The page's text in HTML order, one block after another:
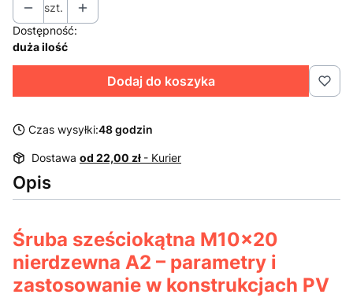
szt.
Dostępność:
duża ilość
Dodaj do koszyka
Czas wysyłki:48 godzin
Dostawa od 22,00 zł - Kurier
Opis
Śruba sześciokątna M10x20
nierdzewna A2 – parametry i
zastosowanie w konstrukcjach PV